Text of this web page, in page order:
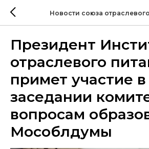
Новости союза
Президент
отраслевого
примет участие в
заседании
вопросам
Мособлдумы